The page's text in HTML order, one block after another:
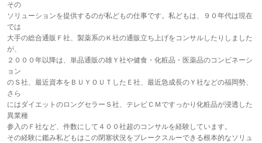
その
ソリューションを提供するのが私どもの仕事です。私どもは、９０年代は現在
では
大手の総合通販Ｆ社、製薬系のＫ社の通販立ち上げをコンサルしたりしました
が、
２０００年以降は、単品通販の雄Ｙ社や健食・化粧品・医薬品のコンビネーシ
ョン
のＳ社、最近資本をＢＵＹＯＵＴしたＥ社、最近急成長のＹ社などの福岡勢、
さら
にはダイエットのロングセラーＳ社、テレビＣＭですっかり化粧品が浸透した
異業種
参入のＦ社など、件数にして４００社超のコンサルを経験しています。
その経験に鑑み私どもはこの閉塞状況をブレークスルーできる根本的なソリュ